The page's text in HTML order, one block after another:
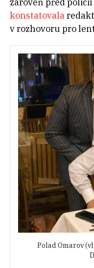
konstatovala
v rozhovoru pro
Polad Omarov